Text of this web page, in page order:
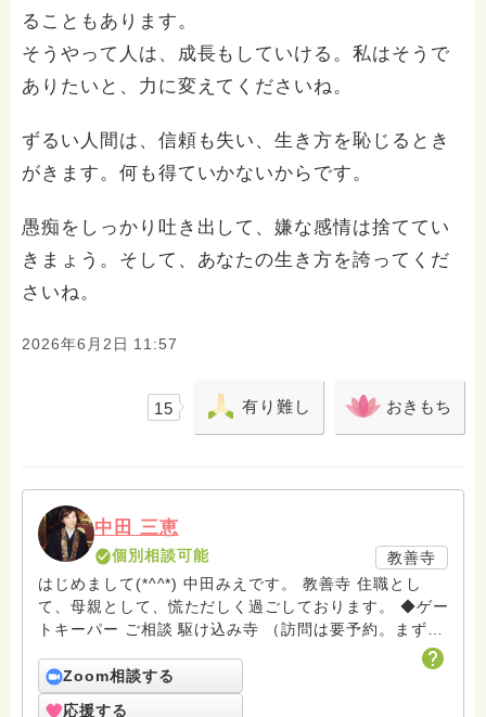
ることもあります。
そうやって人は、成長もしていける。私はそうで
ありたいと、力に変えてくださいね。
ずるい人間は、信頼も失い、生き方を恥じるとき
がきます。何も得ていかないからです。
愚痴をしっかり吐き出して、嫌な感情は捨ててい
きまょう。そして、あなたの生き方を誇ってくだ
さいね。
2026年6月2日 11:57
15 有り難し おきもち
中田 三恵
個別相談可能
教善寺
はじめまして(*^^*) 中田みえです。 教善寺 住職とし
て、母親として、慌ただしく過ごしております。 ◆ゲー
トキーパー ご相談 駆け込み寺 （訪問は要予約。まずは
ターミナルケア、看取り、グリーフケア、希死念慮、自
死、産前産後うつ、育児、DV、デートDV、トラウマ、
Zoom相談する
応援する